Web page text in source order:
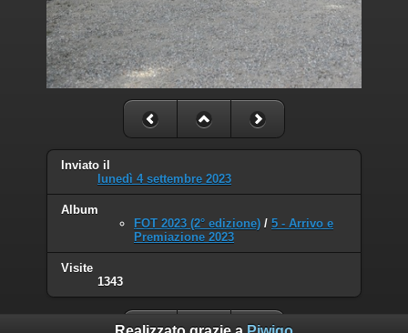
Inviato il
lunedì 4 settembre 2023
Album
FOT 2023 (2° edizione) / 5 - Arrivo e
Premiazione 2023
Visite
1343